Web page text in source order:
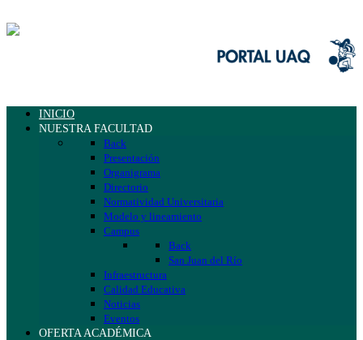
INICIO
NUESTRA FACULTAD
Back
Presentación
Organigrama
Directorio
Normatividad Universitaria
Modelo y lineamiento
Campus
Back
San Juan del Río
Infraestructura
Calidad Educativa
Noticias
Eventos
OFERTA ACADÉMICA